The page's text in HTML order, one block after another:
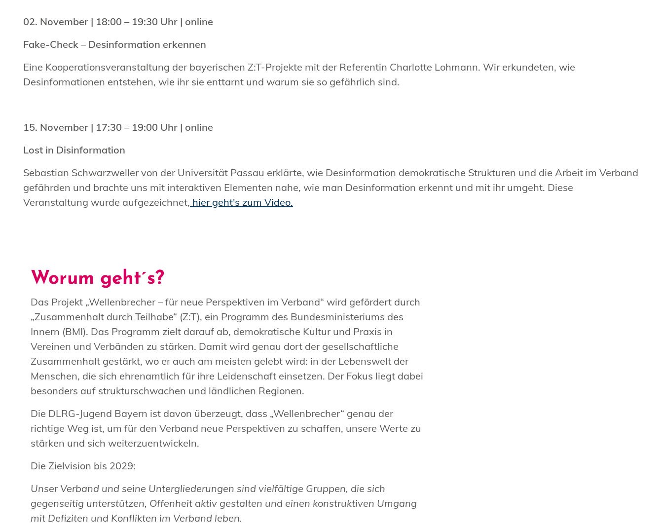
02. November | 18:00 – 19:30 Uhr | online
Fake-Check – Desinformation erkennen
Eine Kooperationsveranstaltung der bayerischen Z:T-Projekte mit der Referentin Charlotte Lohmann. Wir erkundeten, wie
Desinformationen entstehen, wie ihr sie enttarnt und warum sie so gefährlich sind.
15. November | 17:30 – 19:00 Uhr | online
Lost in Disinformation
Sebastian Schwarzweller von der Universität Passau erklärte, wie Desinformation demokratische Strukturen und die Arbeit im Verband
gefährden und brachte uns mit interaktiven Elementen nahe, wie man Desinformation erkennt und mit ihr umgeht. Diese
Veranstaltung wurde aufgezeichnet, hier geht's zum Video.
Worum geht´s?
Das Projekt „Wellenbrecher – für neue Perspektiven im Verband“ wird gefördert durch
„Zusammenhalt durch Teilhabe“ (Z:T), ein Programm des Bundesministeriums des
Innern (BMI). Das Programm zielt darauf ab, demokratische Kultur und Praxis in
Vereinen und Verbänden zu stärken. Damit wird genau dort der gesellschaftliche
Zusammenhalt gestärkt, wo er auch am meisten gelebt wird: in der Lebenswelt der
Menschen, die sich ehrenamtlich für ihre Leidenschaft einsetzen. Der Fokus liegt dabei
besonders auf strukturschwachen und ländlichen Regionen.
Die DLRG-Jugend Bayern ist davon überzeugt, dass „Wellenbrecher“ genau der
richtige Weg ist, um für den Verband neue Perspektiven zu schaffen, unsere Werte zu
stärken und sich weiterzuentwickeln.
Die Zielvision bis 2029:
Unser Verband und seine Untergliederungen sind vielfältige Gruppen, die sich
gegenseitig unterstützen, Offenheit aktiv gestalten und einen konstruktiven Umgang
mit Defiziten und Konflikten im Verband leben.